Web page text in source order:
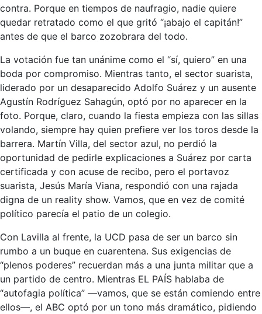
contra. Porque en tiempos de naufragio, nadie quiere
quedar retratado como el que gritó “¡abajo el capitán!”
antes de que el barco zozobrara del todo.
La votación fue tan unánime como el “sí, quiero” en una
boda por compromiso. Mientras tanto, el sector suarista,
liderado por un desaparecido Adolfo Suárez y un ausente
Agustín Rodríguez Sahagún, optó por no aparecer en la
foto. Porque, claro, cuando la fiesta empieza con las sillas
volando, siempre hay quien prefiere ver los toros desde la
barrera. Martín Villa, del sector azul, no perdió la
oportunidad de pedirle explicaciones a Suárez por carta
certificada y con acuse de recibo, pero el portavoz
suarista, Jesús María Viana, respondió con una rajada
digna de un reality show. Vamos, que en vez de comité
político parecía el patio de un colegio.
Con Lavilla al frente, la UCD pasa de ser un barco sin
rumbo a un buque en cuarentena. Sus exigencias de
“plenos poderes” recuerdan más a una junta militar que a
un partido de centro. Mientras EL PAÍS hablaba de
“autofagia política” —vamos, que se están comiendo entre
ellos—, el ABC optó por un tono más dramático, pidiendo